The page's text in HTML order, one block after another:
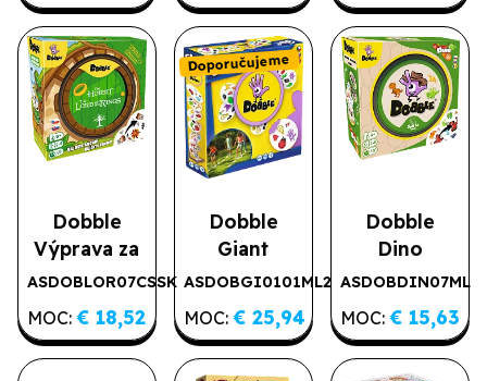
Dobble
Výprava za
Jedním
ASDOBLOR07CSSK
MOC:€ 18,52
Dobble
Giant
Doporučujeme
ASDOBGI0101ML2
Doporučujeme
MOC: € 25,94
Dobble
Dino
ASDOBDIN07ML
MOC: € 15,63